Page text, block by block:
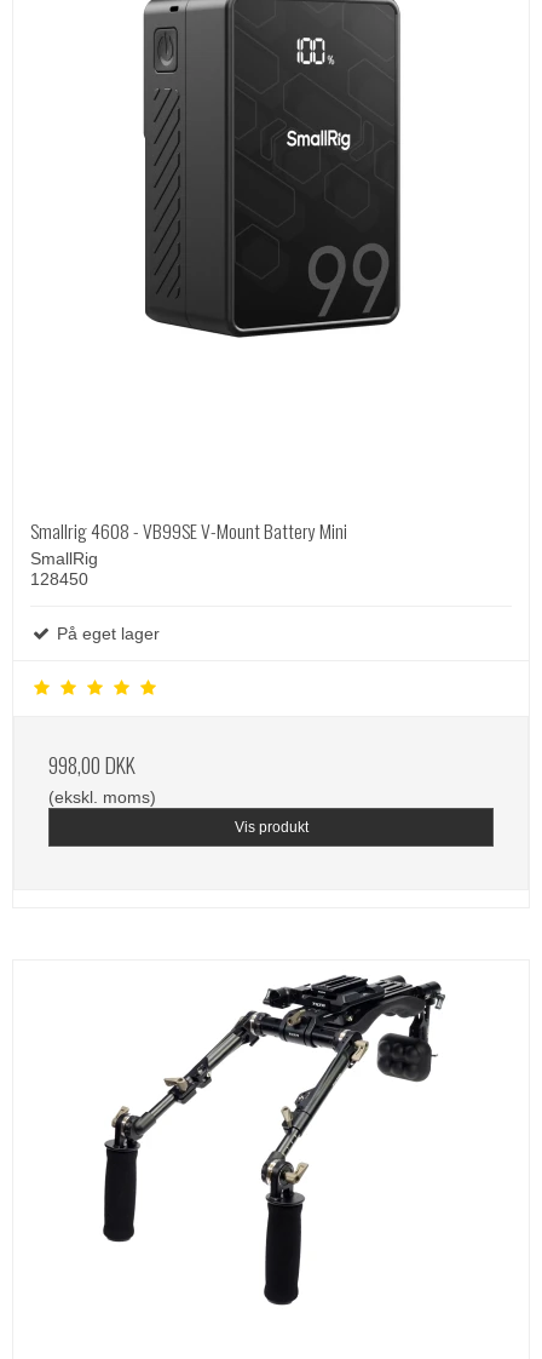
Smallrig 4608 - VB99SE V-Mount Battery Mini
SmallRig
128450
På eget lager
998,00 DKK
(ekskl. moms)
Vis produkt